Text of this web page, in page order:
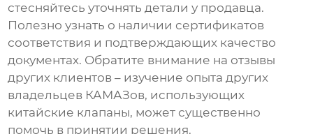
стесняйтесь уточнять детали у продавца.
Полезно узнать о наличии сертификатов
соответствия и подтверждающих качество
документах. Обратите внимание на отзывы
других клиентов – изучение опыта других
владельцев КАМАЗов, использующих
китайские клапаны, может существенно
помочь в принятии решения.